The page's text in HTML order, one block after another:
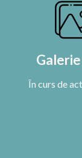
În curs de